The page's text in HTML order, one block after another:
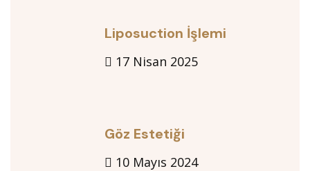
Liposuction İşlemi
17 Nisan 2025
Göz Estetiği
10 Mayıs 2024